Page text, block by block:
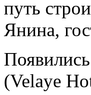
путь
Янина,
(Velaye